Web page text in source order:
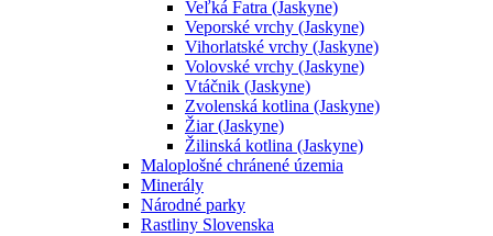
Veľká Fatra (Jaskyne)
Veporské vrchy (Jaskyne)
Vihorlatské vrchy (Jaskyne)
Volovské vrchy (Jaskyne)
Vtáčnik (Jaskyne)
Zvolenská kotlina (Jaskyne)
Žiar (Jaskyne)
Žilinská kotlina (Jaskyne)
Maloplošné chránené územia
Minerály
Národné parky
Rastliny Slovenska